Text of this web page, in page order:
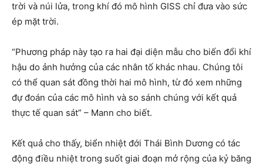
trời và núi lửa, trong khí đó mô hình GISS chỉ đưa vào sức
ép mặt trời.
“Phương pháp này tạo ra hai đại diện mẫu cho biến đổi khí
hậu do ảnh hưởng của các nhân tố khác nhau. Chúng tôi
có thể quan sát đồng thời hai mô hình, từ đó xem những
đự đoán của các mô hình và so sánh chúng với kết quả
thực tế quan sát” – Mann cho biết.
Kết quả cho thấy, biển nhiệt đới Thái Bình Dương có tác
động điều nhiệt trong suốt giai đoạn mở rộng của kỷ băng